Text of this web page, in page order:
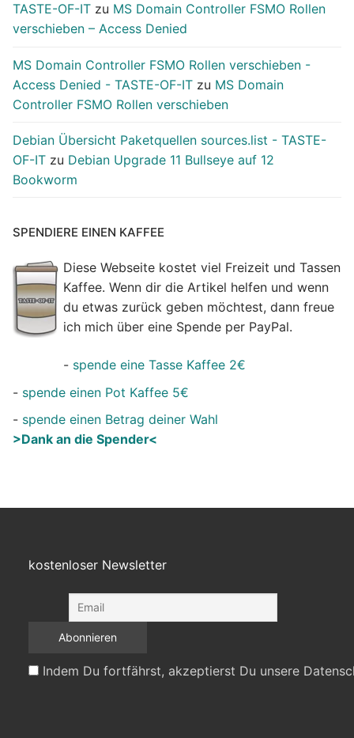
TASTE-OF-IT zu MS Domain Controller FSMO Rollen
verschieben – Access Denied
MS Domain Controller FSMO Rollen verschieben -
Access Denied - TASTE-OF-IT zu MS Domain
Controller FSMO Rollen verschieben
Debian Übersicht Paketquellen sources.list - TASTE-
OF-IT zu Debian Upgrade 11 Bullseye auf 12
Bookworm
SPENDIERE EINEN KAFFEE
Diese Webseite kostet viel Freizeit und Tassen
Kaffee. Wenn dir die Artikel helfen und wenn
du etwas zurück geben möchtest, dann freue
ich mich über eine Spende per PayPal.
- spende eine Tasse Kaffee 2€
- spende einen Pot Kaffee 5€
- spende einen Betrag deiner Wahl
>Dank an die Spender<
kostenloser Newsletter
Indem Du fortfährst, akzeptierst Du unsere